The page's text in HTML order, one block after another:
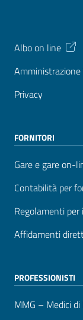
Albo on line
Amministrazione
Privacy
FORNITORI
Gare e gare on-
Contabilità per
Regolamenti
Affidamenti
PROFESSIONISTI
MMG – Medici